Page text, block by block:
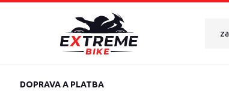
DOPRAVA A PLATBA